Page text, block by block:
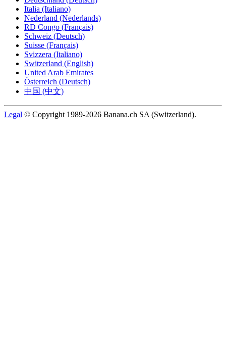
Italia (Italiano)
Nederland (Nederlands)
RD Congo (Français)
Schweiz (Deutsch)
Suisse (Français)
Svizzera (Italiano)
Switzerland (English)
United Arab Emirates
Österreich (Deutsch)
中国 (中文)
Legal © Copyright 1989-2026 Banana.ch SA (Switzerland).